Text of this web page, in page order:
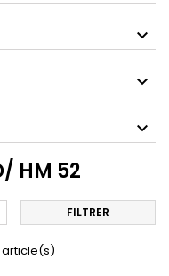
HM 52
FILTRER
article(s)